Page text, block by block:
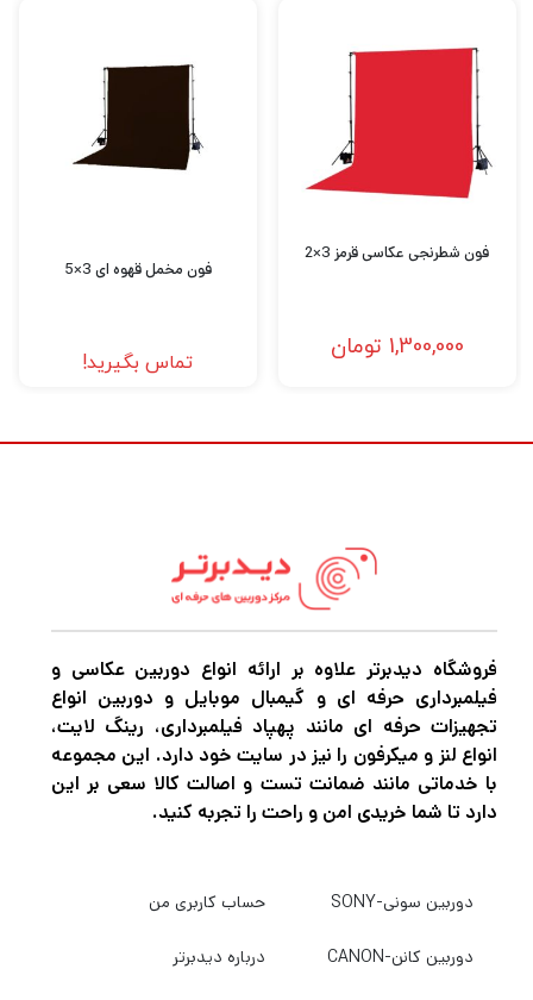
فون شطرنجی عکاسی قرمز 3×2
1,300,000 تومان
فون مخمل قهوه ای 3×5
تماس بگیرید!
فروشگاه دیدبرتر علاوه بر ارائه انواع دوربین عکاسی و
فیلمبرداری حرفه ای و گیمبال موبایل و دوربین انواع
تجهیزات حرفه ای مانند پهپاد فیلمبرداری، رینگ لایت،
انواع لنز و میکرفون را نیز در سایت خود دارد. این مجموعه
با خدماتی مانند ضمانت تست و اصالت کالا سعی بر این
دارد تا شما خریدی امن و راحت را تجربه کنید.
دوربین سونی-SONY
دوربین کانن-CANON
حساب کاربری من
درباره دیدبرتر